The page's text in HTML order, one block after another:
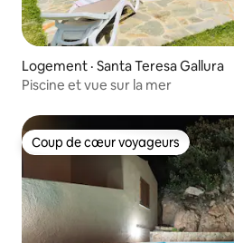
Logement · Santa Teresa Gallura
Piscine et vue sur la mer
Coup de cœur voyageurs
Coup de cœur voyageurs